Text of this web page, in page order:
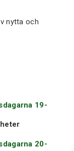
nytta och
19-
20-